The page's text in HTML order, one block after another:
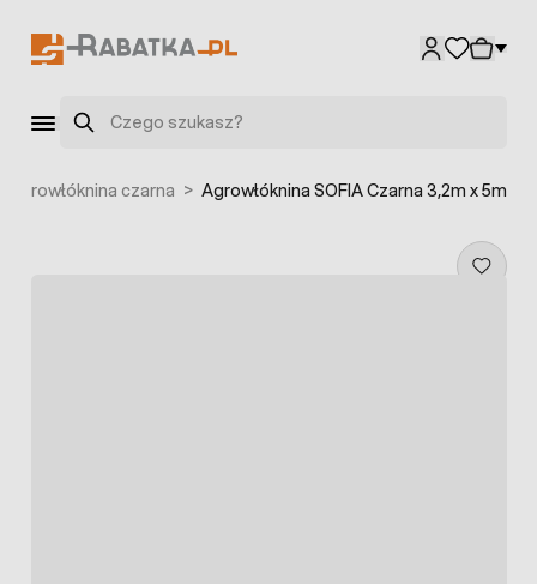
Szukaj
Agrowłóknina czarna > Agrowłóknina SOFIA Czarna 3,2m x 5m